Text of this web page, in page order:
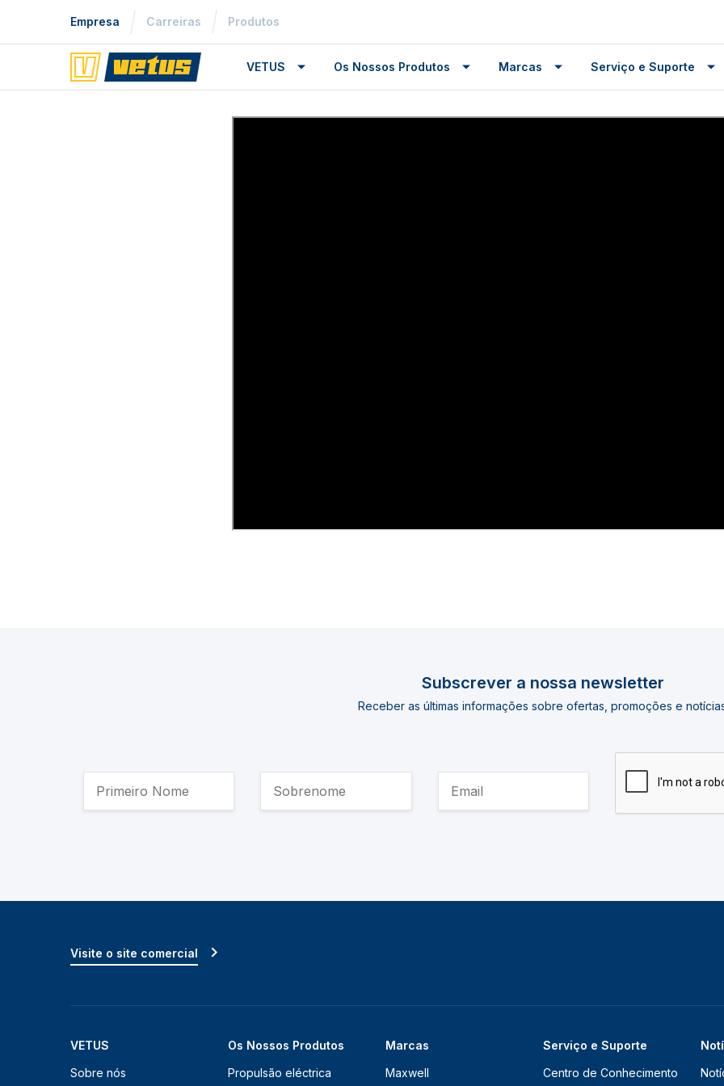
Empresa Carreiras Produtos
VETUS Os Nossos Produtos Marcas Serviço e Suporte
Subscrever a nossa newsletter
Receber as últimas informações sobre ofertas, promoções e
VETUS
Sobre nós
Os Nossos Produtos
Propulsão eléctrica
Marcas
Maxwell
Serviço e Suporte
Centro de Conhecimento
Visite o site comercial